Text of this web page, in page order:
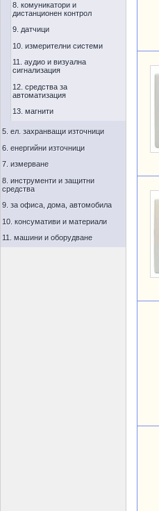
8. комуникатори и
дистанционен контрол
9. датчици
10. измерителни системи
11. аудио и визуална
сигнализация
12. средства за
автоматизация
13. магнити
5. ел. захранващи източници
6. енергийни източници
7. измерване
8. инструменти и защитни
средства
9. за офиса, дома, автомобила
10. консумативи и материали
11. машини и оборудване